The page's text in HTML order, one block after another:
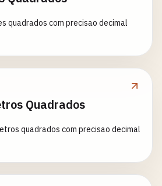
quadrados com precisao decimal
Quadrados
quadrados com precisao decimal